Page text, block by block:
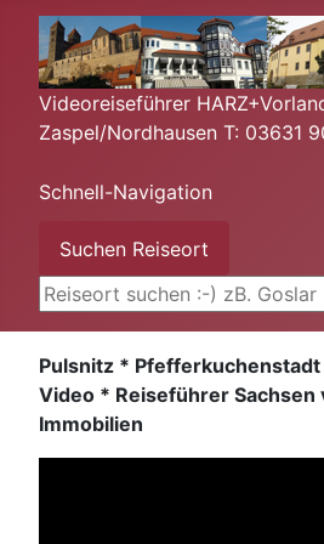
Videoreiseführer
Zaspel/Nordhausen T: 03631
Schnell-Navigation
Suchen Reiseort
Pulsnitz * Pfefferkuchenstadt
Video * Reiseführer Sachsen
Immobilien